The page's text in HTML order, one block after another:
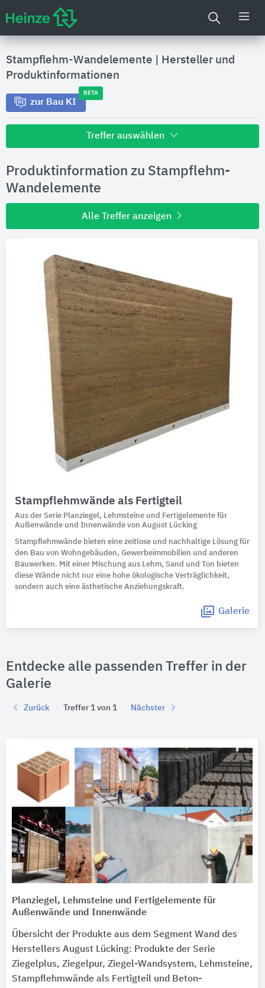
Stampflehm-Wandelemente
Hersteller und
Produktinformationen
zur Bau KI
BETA
Treffer auswählen
Hersteller
Produktinformationen
Produktdaten
Ausschreibungstexte
CAD-Details
Architekturobjekte
Expertenprofile
Produktinformation zu Stampflehm-
Wandelemente
Alle Treffer anzeigen
Stampflehmwände als Fertigteil
Aus der Serie Planziegel, Lehmsteine und Fertigelemente für
Außenwände und Innenwände von August Lücking
Stampflehmwände bieten eine zeitlose und nachhaltige Lösung für
den Bau von Wohngebäuden, Gewerbeimmobilien und anderen
Bauwerken. Mit einer Mischung aus Lehm, Sand und Ton bieten
diese Wände nicht nur eine hohe ökologische Verträglichkeit,
sondern auch eine ästhetische Anziehungskraft.
Galerie
Entdecke alle passenden Treffer in der
Galerie
Zurück Treffer 1 von 1 Nächster
Planziegel, Lehmsteine und Fertigelemente für
Außenwände und Innenwände
Übersicht der Produkte aus dem Segment Wand des
Herstellers August Lücking: Produkte der Serie
Ziegelplus, Ziegelpur, Ziegel-Wandsystem, Lehmsteine,
Stampflehmwände als Fertigteil und Beton-